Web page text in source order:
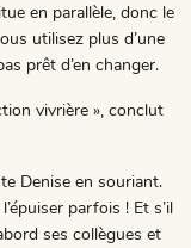
en parallèle, donc le
utilisez plus d’une
prêt d’en changer.
vivrière », conclut
Denise en souriant.
parfois ! Et s’il
ses collègues et